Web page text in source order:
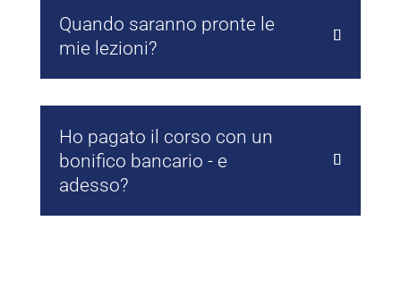
Quando saranno pronte le
mie lezioni?
Ho pagato il corso con un
bonifico bancario - e
adesso?